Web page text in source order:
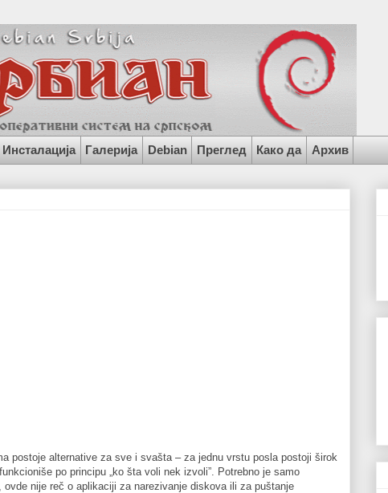
Инсталација Галерија Debian Преглед Како да Архив
postoje alternative za sve i svašta – za jednu vrstu posla postoji širok
po principu „ko šta voli nek izvoli”. Potrebno je samo
nije reč o aplikaciji za narezivanje diskova ili za puštanje